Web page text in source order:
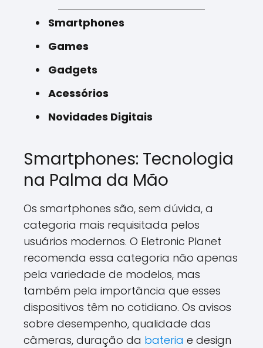
Smartphones
Games
Gadgets
Acessórios
Novidades Digitais
Smartphones: Tecnologia
na Palma da Mão
Os smartphones são, sem dúvida, a
categoria mais requisitada pelos
usuários modernos. O Eletronic Planet
recomenda essa categoria não apenas
pela variedade de modelos, mas
também pela importância que esses
dispositivos têm no cotidiano. Os avisos
sobre desempenho, qualidade das
câmeras, duração da bateria e design